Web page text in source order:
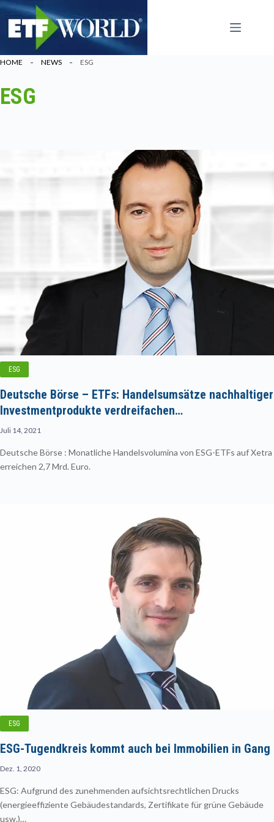
Zum
Inhalt
springen
HOME NEWS ESG
ESG
ESG
Deutsche Börse – ETFs: Handelsumsätze nachhaltiger
Investmentprodukte verdreifachen…
Juli 14, 2021
Deutsche Börse : Monatliche Handelsvolumina von ESG-ETFs auf Xetra
erreichen 2,7 Mrd. Euro.
ESG
ESG-Tugendkreis kommt auch bei Immobilien in Gang
Dez. 1, 2020
ESG: Aufgrund des zunehmenden aufsichtsrechtlichen Drucks
(energieeffiziente Gebäudestandards, Zertifikate für grüne Gebäude
usw.)…